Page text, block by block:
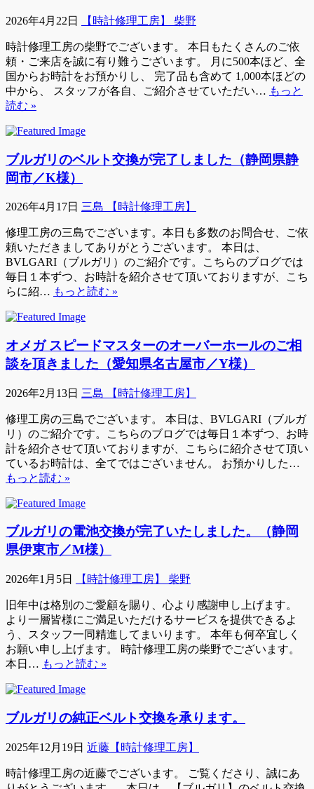
2026年4月22日 【時計修理工房】 柴野
時計修理工房の柴野でございます。 本日もたくさんのご依
頼・ご来店を誠に有り難うございます。 月に500本ほど、全
国からお時計をお預かりし、 完了品も含めて 1,000本ほどの
中から、 スタッフが各自、ご紹介させていただい… もっと
読む »
ブルガリのベルト交換が完了しました（静岡県静
岡市／K様）
2026年4月17日 三島 【時計修理工房】
修理工房の三島でございます。本日も多数のお問合せ、ご依
頼いただきましてありがとうございます。 本日は、
BVLGARI（ブルガリ）のご紹介です。こちらのブログでは
毎日１本ずつ、お時計を紹介させて頂いておりますが、こち
らに紹… もっと読む »
オメガ スピードマスターのオーバーホールのご相
談を頂きました（愛知県名古屋市／Y様）
2026年2月13日 三島 【時計修理工房】
修理工房の三島でございます。 本日は、BVLGARI（ブルガ
リ）のご紹介です。こちらのブログでは毎日１本ずつ、お時
計を紹介させて頂いておりますが、こちらに紹介させて頂い
ているお時計は、全てではございません。 お預かりした…
もっと読む »
ブルガリの電池交換が完了いたしました。（静岡
県伊東市／M様）
2026年1月5日 【時計修理工房】 柴野
旧年中は格別のご愛顧を賜り、心より感謝申し上げます。
より一層皆様にご満足いただけるサービスを提供できるよ
う、スタッフ一同精進してまいります。 本年も何卒宜しく
お願い申し上げます。 時計修理工房の柴野でございます。
本日… もっと読む »
ブルガリの純正ベルト交換を承ります。
2025年12月19日 近藤【時計修理工房】
時計修理工房の近藤でございます。 ご覧くださり、誠にあ